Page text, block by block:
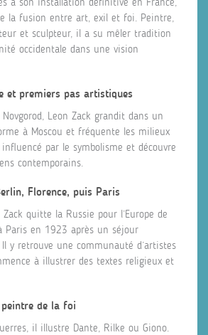
la fusion entre art, exil et foi. Peintre,
et sculpteur, il a su mêler tradition
occidentale dans une vision
et premiers pas artistiques
Leon Zack grandit dans un
à Moscou et fréquente les milieux
influencé par le symbolisme et découvre
contemporains.
Florence, puis Paris
quitte la Russie pour l’Europe de
Paris en 1923 après un séjour
y retrouve une communauté d’artistes
à illustrer des textes religieux et
de la foi
il illustre Dante, Rilke ou Giono.